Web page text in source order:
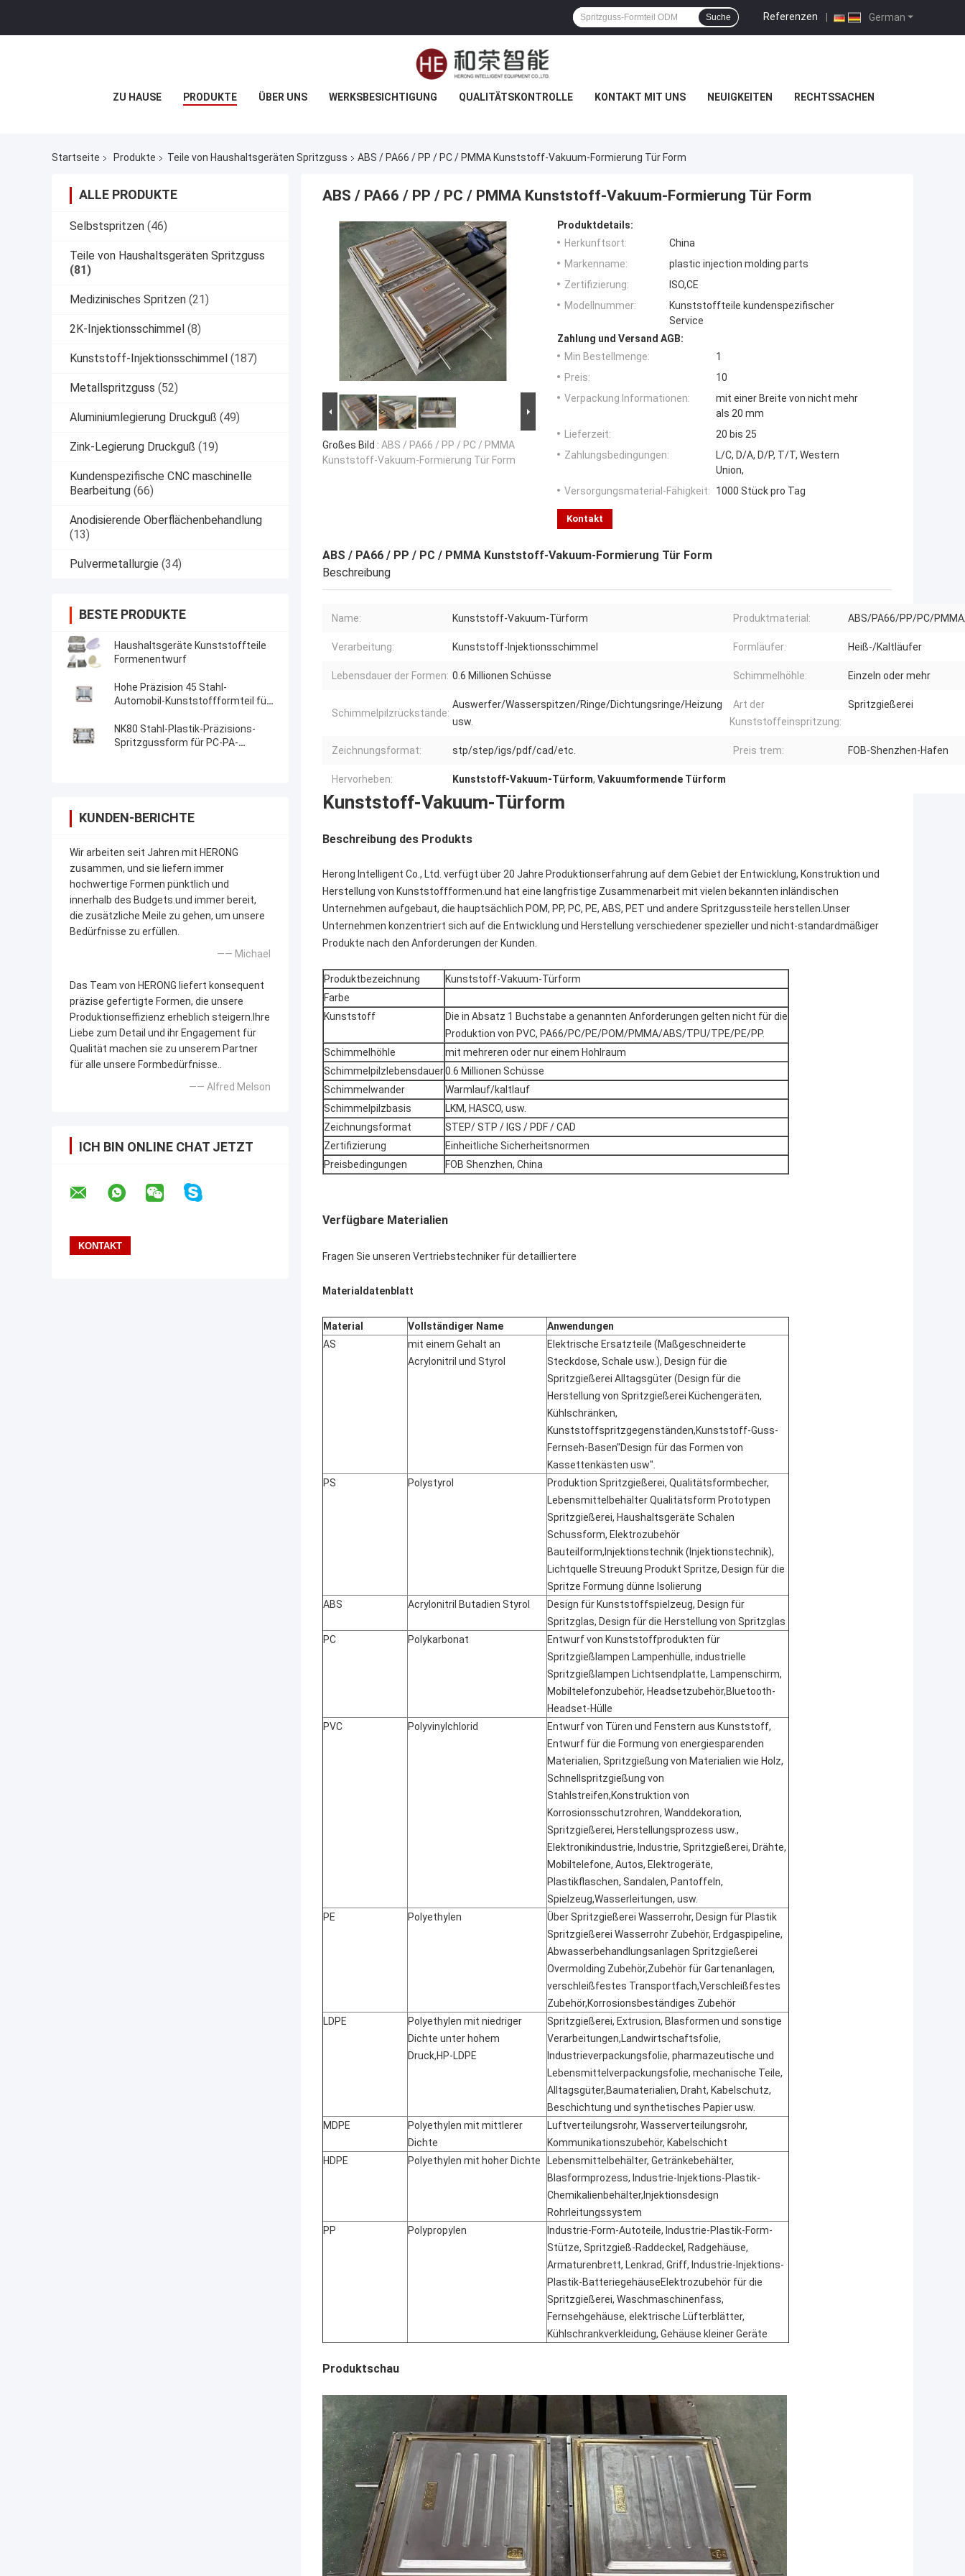
German
Referenzen |
Suche
ZU HAUSE PRODUKTE ÜBER UNS WERKSBESICHTIGUNG QUALITÄTSKONTROLLE KONTAKT MIT UNS NEUIGKEITEN RECHTSSACHEN
Startseite Produkte Teile von Haushaltsgeräten Spritzguss ABS / PA66 / PP / PC / PMMA Kunststoff-Vakuum-Formierung Tür Form
ALLE PRODUKTE
Selbstspritzen (46)
Teile von Haushaltsgeräten Spritzguss
(81)
Medizinisches Spritzen (21)
2K-Injektionsschimmel (8)
Kunststoff-Injektionsschimmel (187)
Metallspritzguss (52)
Aluminiumlegierung Druckguß (49)
Zink-Legierung Druckguß (19)
Kundenspezifische CNC maschinelle
Bearbeitung (66)
Anodisierende Oberflächenbehandlung
(13)
Pulvermetallurgie (34)
BESTE PRODUKTE
Haushaltsgeräte Kunststoffteile
Formenentwurf
Hohe Präzision 45 Stahl-
Automobil-Kunststoffformteil für
NK80 Stahl-Plastik-Präzisions-
Spritzgussform für PC-PA-
KUNDEN-BERICHTE
Wir arbeiten seit Jahren mit HERONG
zusammen, und sie liefern immer
hochwertige Formen pünktlich und
innerhalb des Budgets.und immer bereit,
die zusätzliche Meile zu gehen, um unsere
Bedürfnisse zu erfüllen.
—— Michael
Das Team von HERONG liefert konsequent
präzise gefertigte Formen, die unsere
Produktionseffizienz erheblich steigern.Ihre
Liebe zum Detail und ihr Engagement für
Qualität machen sie zu unserem Partner
für alle unsere Formbedürfnisse..
—— Alfred Melson
ICH BIN ONLINE CHAT JETZT
ABS / PA66 / PP / PC / PMMA Kunststoff-Vakuum-Formierung Tür Form
Großes Bild : ABS / PA66 / PP / PC / PMMA
Kunststoff-Vakuum-Formierung Tür Form
Produktdetails:
Herkunftsort:
China
Markenname:
plastic injection molding parts
Zertifizierung:
ISO,CE
Modellnummer:
Kunststoffteile kundenspezifischer
Service
Zahlung und Versand AGB:
Min Bestellmenge:
1
Preis:
10
Verpackung Informationen:
mit einer Breite von nicht mehr
als 20 mm
Lieferzeit:
20 bis 25
Zahlungsbedingungen:
L/C, D/A, D/P, T/T, Western
Union,
Versorgungsmaterial-Fähigkeit:
1000 Stück pro Tag
Kontakt
ABS / PA66 / PP / PC / PMMA Kunststoff-Vakuum-Formierung Tür Form
Beschreibung
Name: Kunststoff-Vakuum-Türform Produktmaterial: ABS/PA66/PP/PC/
Verarbeitung: Kunststoff-Injektionsschimmel Formläufer: Heiß-/Kaltläufer
Lebensdauer der Formen: 0.6 Millionen Schüsse Schimmelhöhle: Einzeln oder mehr
Schimmelpilzrückstände:
Auswerfer/Wasserspitzen/Ringe/Dichtungsringe/Heizung
usw.
Art der
Kunststoffeinspritzung:
Spritzgießerei
Zeichnungsformat: stp/step/igs/pdf/cad/etc. Preis trem: FOB-Shenzhen-Hafen
Hervorheben: Kunststoff-Vakuum-Türform, Vakuumformende Türform
Kunststoff-Vakuum-Türform
Beschreibung des Produkts
Herong Intelligent Co., Ltd. verfügt über 20 Jahre Produktionserfahrung auf dem Gebiet der Entwicklung, Konstruktion und
Herstellung von Kunststoffformen.und hat eine langfristige Zusammenarbeit mit vielen bekannten inländischen
Unternehmen aufgebaut, die hauptsächlich POM, PP, PC, PE, ABS, PET und andere Spritzgussteile herstellen.Unser
Unternehmen konzentriert sich auf die Entwicklung und Herstellung verschiedener spezieller und nicht-standardmäßiger
Produkte nach den Anforderungen der Kunden.
Produktbezeichnung
Kunststoff-Vakuum-Türform
Farbe
Kunststoff
Die in Absatz 1 Buchstabe a genannten Anforderungen gelten nicht für die
Produktion von PVC, PA66/PC/PE/POM/PMMA/ABS/TPU/TPE/PE/PP.
Schimmelhöhle
mit mehreren oder nur einem Hohlraum
Schimmelpilzlebensdauer0.6 Millionen Schüsse
Schimmelwander
Warmlauf/kaltlauf
Schimmelpilzbasis
LKM, HASCO, usw.
Zeichnungsformat
STEP/ STP / IGS / PDF / CAD
Zertifizierung
Einheitliche Sicherheitsnormen
Preisbedingungen
FOB Shenzhen, China
Verfügbare Materialien
Fragen Sie unseren Vertriebstechniker für detailliertere
Materialdatenblatt
Material Vollständiger Name
Anwendungen
AS
mit einem Gehalt an
Acrylonitril und Styrol
Elektrische Ersatzteile (Maßgeschneiderte
Steckdose, Schale usw.), Design für die
Spritzgießerei Alltagsgüter (Design für die
Herstellung von Spritzgießerei Küchengeräten,
Kühlschränken,
Kunststoffspritzgegenständen,Kunststoff-Guss-
Fernseh-Basen"Design für das Formen von
Kassettenkästen usw".
PS
Polystyrol
Produktion Spritzgießerei, Qualitätsformbecher,
Lebensmittelbehälter Qualitätsform Prototypen
Spritzgießerei, Haushaltsgeräte Schalen
Schussform, Elektrozubehör
Bauteilform,Injektionstechnik (Injektionstechnik),
Lichtquelle Streuung Produkt Spritze, Design für die
Spritze Formung dünne Isolierung
ABS
Acrylonitril Butadien Styrol
Design für Kunststoffspielzeug, Design für
Spritzglas, Design für die Herstellung von Spritzglas
PC
Polykarbonat
Entwurf von Kunststoffprodukten für
Spritzgießlampen Lampenhülle, industrielle
Spritzgießlampen Lichtsendplatte, Lampenschirm,
Mobiltelefonzubehör, Headsetzubehör,Bluetooth-
Headset-Hülle
PVC
Polyvinylchlorid
Entwurf von Türen und Fenstern aus Kunststoff,
Entwurf für die Formung von energiesparenden
Materialien, Spritzgießung von Materialien wie Holz,
Schnellspritzgießung von
Stahlstreifen,Konstruktion von
Korrosionsschutzrohren, Wanddekoration,
Spritzgießerei, Herstellungsprozess usw.,
Elektronikindustrie, Industrie, Spritzgießerei, Drähte,
Mobiltelefone, Autos, Elektrogeräte,
Plastikflaschen, Sandalen, Pantoffeln,
Spielzeug,Wasserleitungen, usw.
PE
Polyethylen
Über Spritzgießerei Wasserrohr, Design für Plastik
Spritzgießerei Wasserrohr Zubehör, Erdgaspipeline,
Abwasserbehandlungsanlagen Spritzgießerei
Overmolding Zubehör,Zubehör für Gartenanlagen,
verschleißfestes Transportfach,Verschleißfestes
Zubehör,Korrosionsbeständiges Zubehör
LDPE
Polyethylen mit niedriger
Dichte unter hohem
Druck,HP-LDPE
Spritzgießerei, Extrusion, Blasformen und sonstige
Verarbeitungen,Landwirtschaftsfolie,
Industrieverpackungsfolie, pharmazeutische und
Lebensmittelverpackungsfolie, mechanische Teile,
Alltagsgüter,Baumaterialien, Draht, Kabelschutz,
Beschichtung und synthetisches Papier usw.
MDPE
Polyethylen mit mittlerer
Dichte
Luftverteilungsrohr, Wasserverteilungsrohr,
Kommunikationszubehör, Kabelschicht
HDPE
Polyethylen mit hoher Dichte
Lebensmittelbehälter, Getränkebehälter,
Blasformprozess, Industrie-Injektions-Plastik-
Chemikalienbehälter,Injektionsdesign
Rohrleitungssystem
PP
Polypropylen
Industrie-Form-Autoteile, Industrie-Plastik-Form-
Stütze, Spritzgieß-Raddeckel, Radgehäuse,
Armaturenbrett, Lenkrad, Griff, Industrie-Injektions-
Plastik-BatteriegehäuseElektrozubehör für die
Spritzgießerei, Waschmaschinenfass,
Fernsehgehäuse, elektrische Lüfterblätter,
Kühlschrankverkleidung, Gehäuse kleiner Geräte
Produktschau